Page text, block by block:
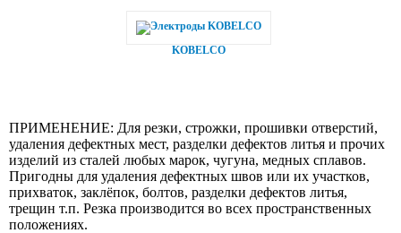
KOBELCO
ПРИМЕНЕНИЕ: Для резки, строжки, прошивки отверстий,
удаления дефектных мест, разделки дефектов литья и прочих
изделий из сталей любых марок, чугуна, медных сплавов.
Пригодны для удаления дефектных швов или их участков,
прихваток, заклёпок, болтов, разделки дефектов литья,
трещин т.п. Резка производится во всех пространственных
положениях.